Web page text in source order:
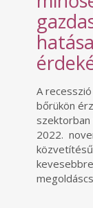
A
bőrükön
szektorban
2022.